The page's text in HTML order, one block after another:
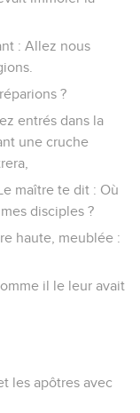
: Allez nous
?
entrés dans la
une cruche
maître te dit : Où
disciples ?
haute, meublée :
il le leur avait
les apôtres avec